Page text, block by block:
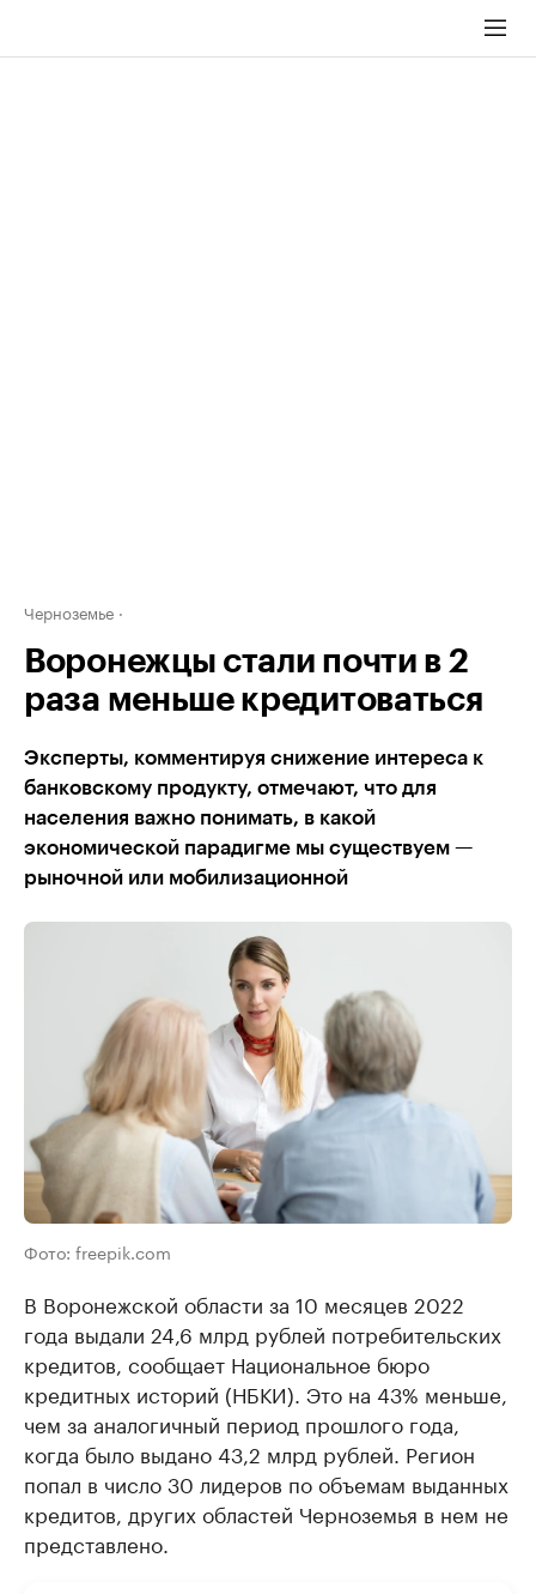
Черноземье
Воронежцы стали почти в 2
раза меньше кредитоваться
Эксперты, комментируя снижение интереса к
банковскому продукту, отмечают, что для
населения важно понимать, в какой
экономической парадигме мы существуем —
рыночной или мобилизационной
Фото: freepik.com
В Воронежской области за 10 месяцев 2022
года выдали 24,6 млрд рублей потребительских
кредитов, сообщает Национальное бюро
кредитных историй (НБКИ). Это на 43% меньше,
чем за аналогичный период прошлого года,
когда было выдано 43,2 млрд рублей. Регион
попал в число 30 лидеров по объемам выданных
кредитов, других областей Черноземья в нем не
представлено.